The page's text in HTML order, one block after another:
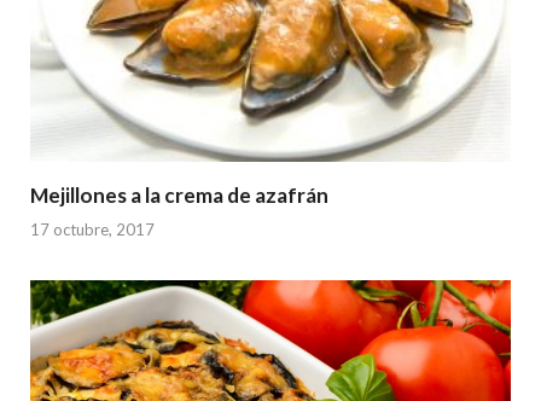
Mejillones a la crema de azafrán
17 octubre, 2017